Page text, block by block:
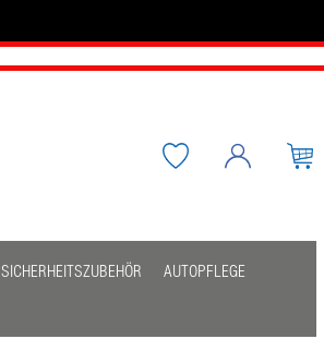
SICHERHEITSZUBEHÖR
AUTOPFLEGE